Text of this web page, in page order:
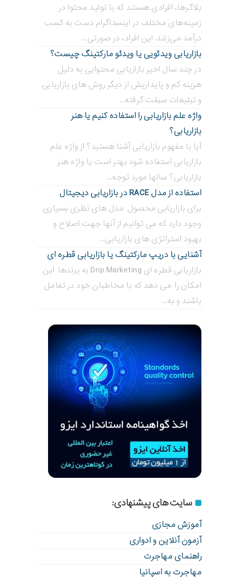
بلاگر‌ها، افرادی هستند که با تولید محتوا در
زمینه‌های مختلف در اینستاگرام دست به کسب
درآمد می‌زنند. این افراد، در صورتی...
بازاریابی ویدئویی ‌یا ویدئو مارکتینگ چیست؟
در چند سال اخیر بازاریابی محتوایی به دلیل
هزینه کم و پایداریش از دیگر روش های بازاریابی
و تبلیغات سبقت گرفته...
واژه علم بازاریابی را استفاده کنیم یا هنر
بازاریابی؟
آیا با مفهوم بازاریابی آشنا هستید؟ از واژه علم
بازاریابی استفاده شود بهتر است یا واژه هنر
بازاریابی؟ سالها مورد توجه...
استفاده از مدل RACE در بازاریابی دیجیتال
برای بازاریابی محصول مدل های نظری بسیاری
وجود دارد که می توانیم از آنها جهت اصلاح و
بهبود استراتژی های بازاریابی...
آشنایی با دریپ مارکتینگ یا بازاریابی قطره ای
بازاریابی قطره ای Drip Marketing به برندها این
امکان را می دهد که با مخاطبان خود در تعامل
باشند و به...
سایت های پیشنهادی:
آموزش مجازی
آزمون آنلاین و ادواری
راهنمای مهاجرت
مهاجرت به اسپانیا